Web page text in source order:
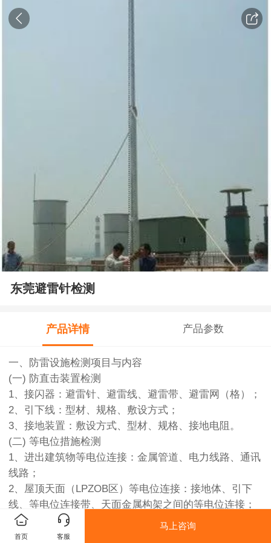
东莞避雷针检测
产品详情 产品参数
一、防雷设施检测项目与内容
(一) 防直击装置检测
1、接闪器：避雷针、避雷线、避雷带、避雷网（格）；
2、引下线：型材、规格、敷设方式；
3、接地装置：敷设方式、型材、规格、接地电阻。
(二) 等电位措施检测
1、进出建筑物等电位连接：金属管道、电力线路、通讯
线路；
2、屋顶天面（ LPZOB区）等电位连接：接地体、引下
线、等电位连接带、天面金属构架之间的等电位连接；
、室内等电位连接：电力线路、通信线路、金属轨道、
变配电系统接地装置、
首页 客服
马上咨询